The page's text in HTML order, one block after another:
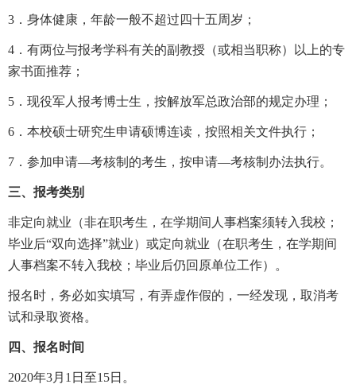
3．身体健康，年龄一般不超过四十五周岁；
4．有两位与报考学科有关的副教授（或相当职称）以上的专
家书面推荐；
5．现役军人报考博士生，按解放军总政治部的规定办理；
6． 本校硕士研究生申请硕博连读，按照相关文件执行 ；
7．参加申请—考核制的考生，按申请—考核制办法执行。
三、报考类别
非定向就业（非在职考生，在学期间人事档案须转入我校；
毕业后“双向选择”就业）或定向就业（在职考生，在学期间
人事档案不转入我校；毕业后仍回原单位工作）。
报名时，务必如实填写，有弄虚作假的，一经发现，取消考
试和录取资格。
四、报名时间
2020年3月1日至15日。